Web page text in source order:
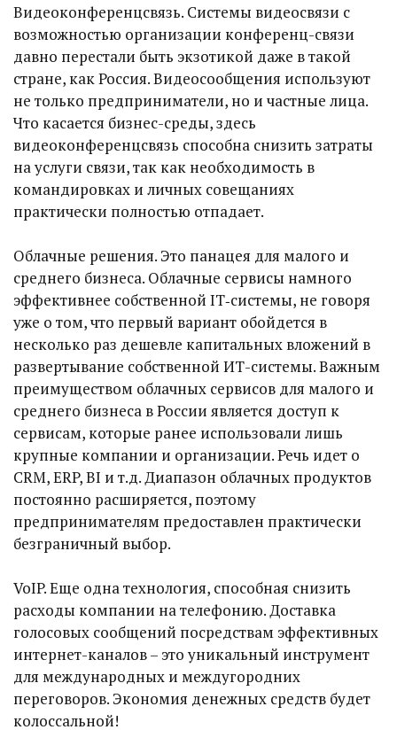
Видеоконференцсвязь. Системы видеосвязи с
возможностью организации конференц-связи
давно перестали быть экзотикой даже в такой
стране, как Россия. Видеосообщения используют
не только предприниматели, но и частные лица.
Что касается бизнес-среды, здесь
видеоконференцсвязь способна снизить затраты
на услуги связи, так как необходимость в
командировках и личных совещаниях
практически полностью отпадает.
Облачные решения. Это панацея для малого и
среднего бизнеса. Облачные сервисы намного
эффективнее собственной IT‑системы, не говоря
уже о том, что первый вариант обойдется в
несколько раз дешевле капитальных вложений в
развертывание собственной ИТ-системы. Важным
преимуществом облачных сервисов для малого и
среднего бизнеса в России является доступ к
сервисам, которые ранее использовали лишь
крупные компании и организации. Речь идет о
CRM, ERP, BI и т.д. Диапазон облачных продуктов
постоянно расширяется, поэтому
предпринимателям предоставлен практически
безграничный выбор.
VoIP. Еще одна технология, способная снизить
расходы компании на телефонию. Доставка
голосовых сообщений посредствам эффективных
интернет-каналов – это уникальный инструмент
для международных и междугородних
переговоров. Экономия денежных средств будет
колоссальной!